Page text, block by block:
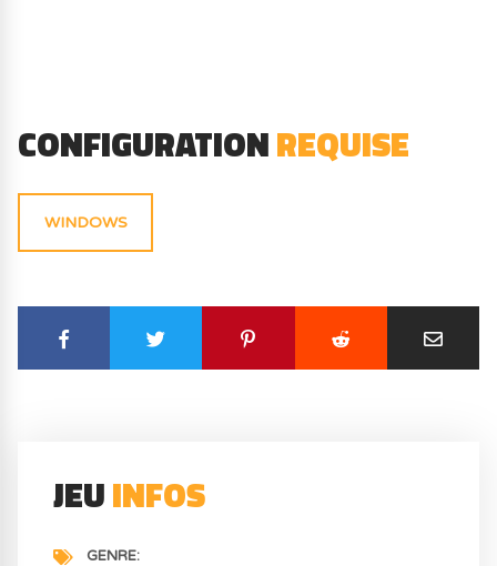
CONFIGURATIONREQUISE
WINDOWS
JEUINFOS
GENRE